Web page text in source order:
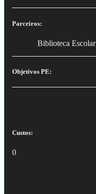
Parceiros:
Biblioteca Escolar
Objetivos PE:
Custos:
0